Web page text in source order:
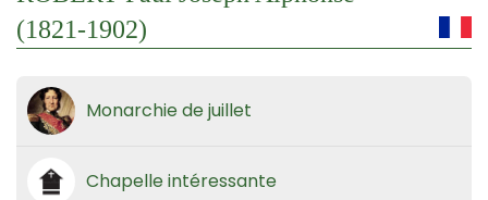
(1821-1902)
Monarchie de juillet
Chapelle intéressante